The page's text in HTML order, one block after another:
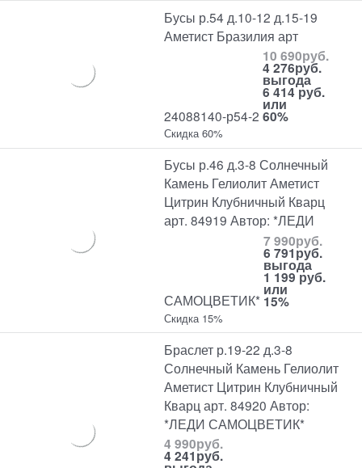
Бусы р.54 д.10-12 д.15-19
Аметист Бразилия арт
24088140-р54-2
10 690руб.
4 276руб.
выгода
6 414 руб.
или
60%
Скидка 60%
Бусы р.46 д.3-8 Солнечный
Камень Гелиолит Аметист
Цитрин Клубничный Кварц
арт. 84919 Автор: *ЛЕДИ
САМОЦВЕТИК*
7 990руб.
6 791руб.
выгода
1 199 руб.
или
15%
Скидка 15%
Браслет р.19-22 д.3-8
Солнечный Камень Гелиолит
Аметист Цитрин Клубничный
Кварц арт. 84920 Автор:
*ЛЕДИ САМОЦВЕТИК*
4 990руб.
4 241руб.